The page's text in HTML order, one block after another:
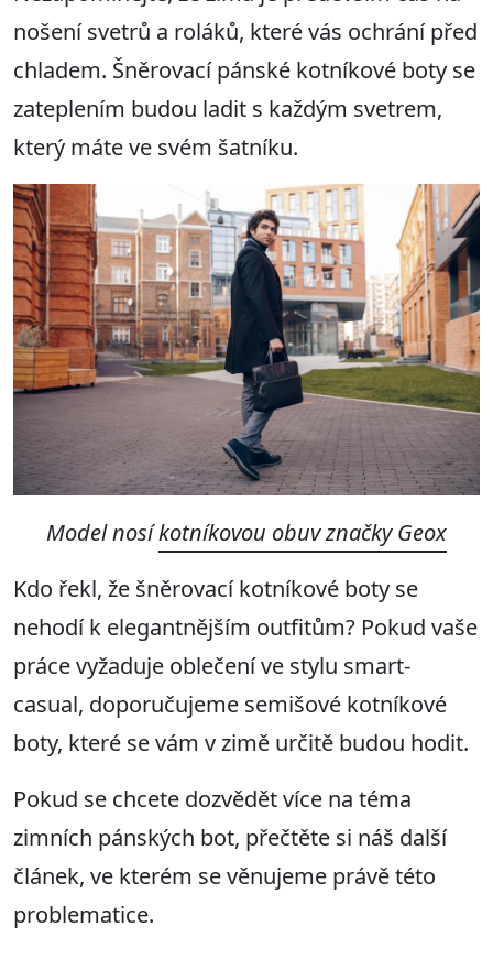
nošení svetrů a roláků, které vás ochrání před
chladem. Šněrovací pánské kotníkové boty se
zateplením budou ladit s každým svetrem,
který máte ve svém šatníku.
Model nosíkotníkovou obuv značky Geox
Kdo řekl, že šněrovací kotníkové boty se
nehodí k elegantnějším outfitům? Pokud vaše
práce vyžaduje oblečení ve stylu smart-
casual, doporučujeme semišové kotníkové
boty, které se vám v zimě určitě budou hodit.
Pokud se chcete dozvědět více na téma
zimních pánských bot, přečtěte si náš další
článek, ve kterém se věnujeme právě této
problematice.